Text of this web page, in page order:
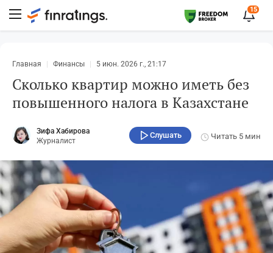
15
Главная Финансы 5 июн. 2026 г., 21:17
Сколько квартир можно иметь без
повышенного налога в Казахстане
Зифа Хабирова
Журналист
Слушать Читать 5 мин